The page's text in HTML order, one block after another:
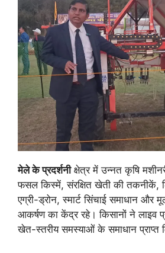
मेले के प्रदर्शनीक्षेत्र में उन्नत कृषि
फसल किस्में, संरक्षित खेती की तकनीकें,
एग्री-ड्रोन, स्मार्ट सिंचाई समाधान और
आकर्षण का केंद्र रहे। किसानों ने लाइव
खेत-स्तरीय समस्याओं के समाधान प्राप्त